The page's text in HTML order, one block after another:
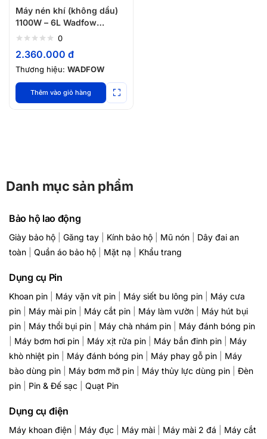
Máy nén khí (không dầu)
1100W – 6L Wadfow
WAP1A06
0
2.360.000 đ
Thương hiệu: WADFOW
Thêm vào giỏ hàng
Danh mục sản phẩm
Bảo hộ lao động
Giày bảo hộ Găng tay Kính bảo hộ Mũ nón
Dây đai an
toàn
Quần áo bảo hộ Mặt nạ Khẩu trang
Dụng cụ Pin
Khoan pin Máy vặn vít pin Máy siết bu lông pin
Máy cưa
pin
Máy mài pin Máy cắt pin Máy làm vườn
Máy hút bụi
pin
Máy thổi bụi pin Máy chà nhám pin
Máy đánh bóng pin
Máy bơm hơi pin Máy xịt rửa pin Máy bắn đinh pin
Máy
khò nhiệt pin
Máy đánh bóng pin Máy phay gỗ pin
Máy
bào dùng pin
Máy bơm mỡ pin Máy thủy lực dùng pin
Đèn
pin
Pin & Đế sạc Quạt Pin
Dụng cụ điện
Máy khoan điện Máy đục Máy mài Máy mài 2 đá
Máy cắt